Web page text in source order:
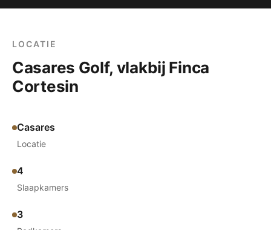
LOCATIE
Casares Golf, vlakbij Finca
Cortesin
Casares
Locatie
4
Slaapkamers
3